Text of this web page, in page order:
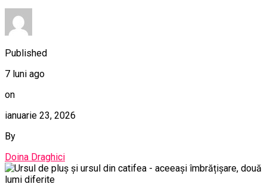
Published
7 luni ago
on
ianuarie 23, 2026
By
Doina Draghici